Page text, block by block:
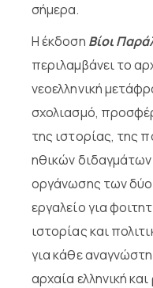
σήμερα.
Η έκδοση Βίοι
περιλαμβάνει το
νεοελληνική
σχολιασμό,
της ιστορίας, της
ηθικών διδαγμάτων
οργάνωσης των δύο
εργαλείο για
ιστορίας και
για κάθε
αρχαία ελληνική